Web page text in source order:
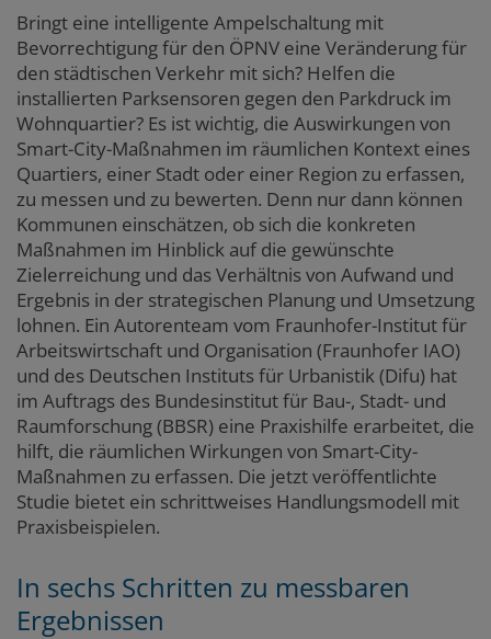
Main
content
Bringt eine intelligente Ampelschaltung mit
Bevorrechtigung für den ÖPNV eine Veränderung für
den städtischen Verkehr mit sich? Helfen die
installierten Parksensoren gegen den Parkdruck im
Wohnquartier? Es ist wichtig, die Auswirkungen von
Smart-City-Maßnahmen im räumlichen Kontext eines
Quartiers, einer Stadt oder einer Region zu erfassen,
zu messen und zu bewerten. Denn nur dann können
Kommunen einschätzen, ob sich die konkreten
Maßnahmen im Hinblick auf die gewünschte
Zielerreichung und das Verhältnis von Aufwand und
Ergebnis in der strategischen Planung und Umsetzung
lohnen. Ein Autorenteam vom Fraunhofer-Institut für
Arbeitswirtschaft und Organisation (Fraunhofer IAO)
und des Deutschen Instituts für Urbanistik (Difu) hat
im Auftrags des Bundesinstitut für Bau-, Stadt- und
Raumforschung (BBSR) eine Praxishilfe erarbeitet, die
hilft, die räumlichen Wirkungen von Smart-City-
Maßnahmen zu erfassen. Die jetzt veröffentlichte
Studie bietet ein schrittweises Handlungsmodell mit
Praxisbeispielen.
In sechs Schritten zu messbaren
Ergebnissen